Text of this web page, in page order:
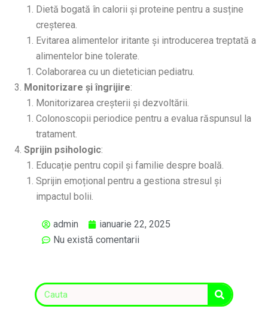
Dietă bogată în calorii și proteine pentru a susține
creșterea.
Evitarea alimentelor iritante și introducerea treptată a
alimentelor bine tolerate.
Colaborarea cu un dietetician pediatru.
Monitorizare și îngrijire:
Monitorizarea creșterii și dezvoltării.
Colonoscopii periodice pentru a evalua răspunsul la
tratament.
Sprijin psihologic:
Educație pentru copil și familie despre boală.
Sprijin emoțional pentru a gestiona stresul și
impactul bolii.
admin
ianuarie 22, 2025
Nu există comentarii